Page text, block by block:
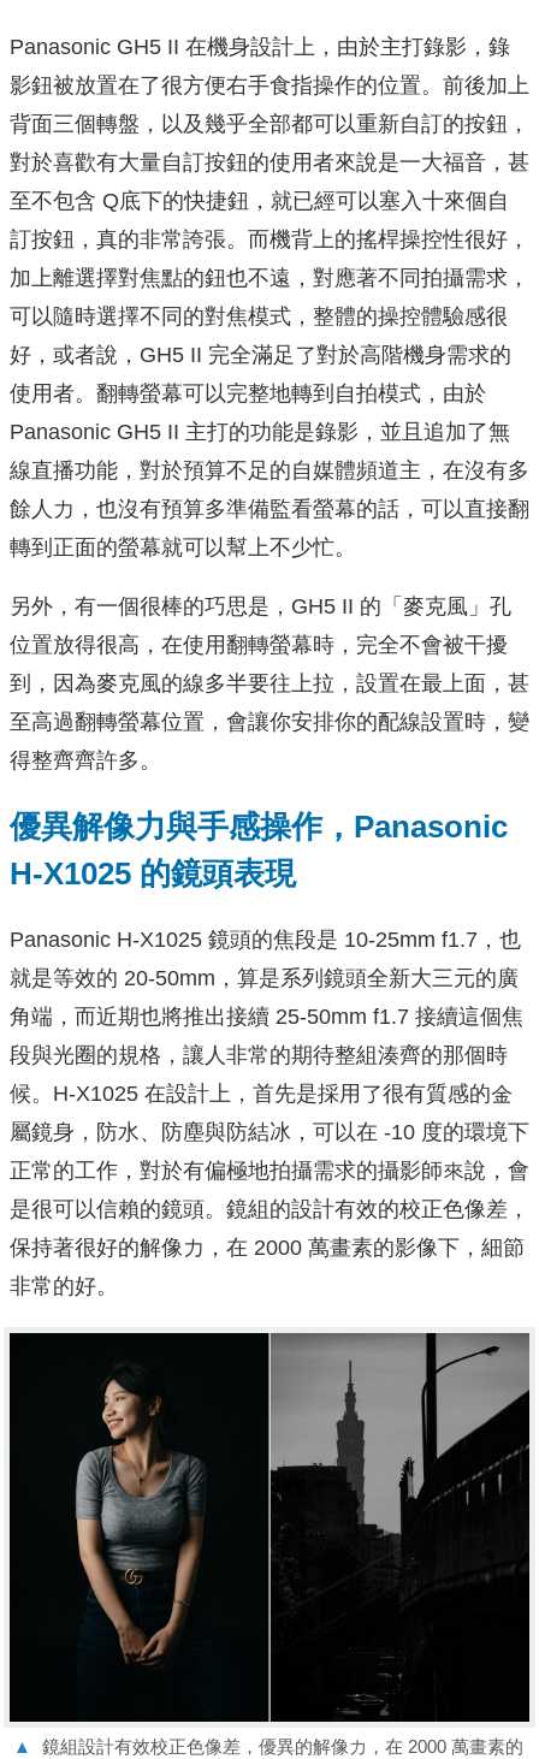
Panasonic GH5 II 在機身設計上，由於主打錄影，錄
影鈕被放置在了很方便右手食指操作的位置。前後加上
背面三個轉盤，以及幾乎全部都可以重新⾃訂的按鈕，
對於喜歡有大量⾃訂按鈕的使用者來說是⼀⼤福音，甚
⾄不包含 Q底下的快捷鈕，就已經可以塞入十來個⾃
訂按鈕，真的非常誇張。而機背上的搖桿操控性很好，
加上離選擇對焦點的鈕也不遠，對應著不同拍攝需求，
可以隨時選擇不同的對焦模式，整體的操控體驗感很
好，或者說，GH5 II 完全滿⾜了對於⾼階機⾝需求的
使用者。翻轉螢幕可以完整地轉到⾃拍模式，由於
Panasonic GH5 II 主打的功能是錄影，並且追加了無
線直播功能，對於預算不足的⾃媒體頻道主，在沒有多
餘⼈力，也沒有預算多準備監看螢幕的話，可以直接翻
轉到正⾯的螢幕就可以幫上不少忙。
另外，有⼀個很棒的巧思是，GH5 II 的「麥克風」孔
位置放得很高，在使⽤翻轉螢幕時，完全不會被⼲擾
到，因為麥克風的線多半要往上拉，設置在最上面，甚
⾄⾼過翻轉螢幕位置，會讓你安排你的配線設置時，變
得整⿑齊許多。
優異解像力與手感操作，Panasonic
H-X1025 的鏡頭表現
Panasonic H-X1025 鏡頭的焦段是 10-25mm f1.7，也
就是等效的 20-50mm，算是系列鏡頭全新大三元的廣
角端，⽽近期也將推出接續 25-50mm f1.7 接續這個焦
段與光圈的規格，讓⼈非常的期待整組湊齊的那個時
候。H-X1025 在設計上，⾸先是採⽤了很有質感的金
屬鏡身，防⽔、防塵與防結冰，可以在 -10 度的環境下
正常的工作，對於有偏極地拍攝需求的攝影師來說，會
是很可以信賴的鏡頭。鏡組的設計有效的校正⾊像差，
保持著很好的解像力，在 2000 萬畫素的影像下，細節
非常的好。
▲
鏡組設計有效校正⾊像差，優異的解像力，在 2000 萬畫素的